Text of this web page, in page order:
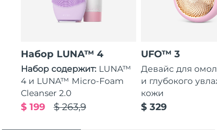
Набор LUNA™ 4
Набор содержит: LUNA™
4 и LUNA™ Micro-Foam
Cleanser 2.0
$ 263,9
$ 199
UFO™ 3
Девайс для
и глубокого
кожи
$ 329